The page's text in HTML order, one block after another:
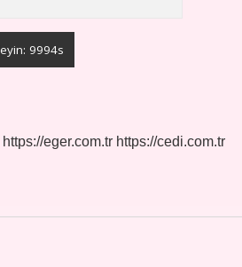
https://eger.com.tr https://cedi.com.tr